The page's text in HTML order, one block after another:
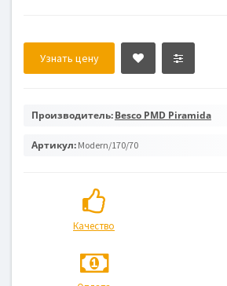
Узнать цену
Производитель:Besco PMD Piramida
Артикул: Modern/170/70
Качество